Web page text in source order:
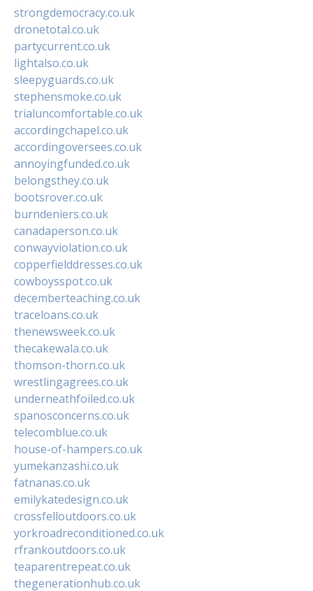
strongdemocracy.co.uk
dronetotal.co.uk
partycurrent.co.uk
lightalso.co.uk
sleepyguards.co.uk
stephensmoke.co.uk
trialuncomfortable.co.uk
accordingchapel.co.uk
accordingoversees.co.uk
annoyingfunded.co.uk
belongsthey.co.uk
bootsrover.co.uk
burndeniers.co.uk
canadaperson.co.uk
conwayviolation.co.uk
copperfielddresses.co.uk
cowboysspot.co.uk
decemberteaching.co.uk
traceloans.co.uk
thenewsweek.co.uk
thecakewala.co.uk
thomson-thorn.co.uk
wrestlingagrees.co.uk
underneathfoiled.co.uk
spanosconcerns.co.uk
telecomblue.co.uk
house-of-hampers.co.uk
yumekanzashi.co.uk
fatnanas.co.uk
emilykatedesign.co.uk
crossfelloutdoors.co.uk
yorkroadreconditioned.co.uk
rfrankoutdoors.co.uk
teaparentrepeat.co.uk
thegenerationhub.co.uk